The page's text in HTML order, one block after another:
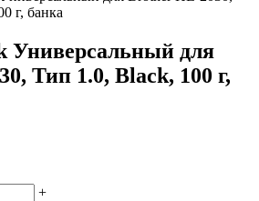
г, банка
Универсальный для
Тип 1.0, Black, 100 г,
+